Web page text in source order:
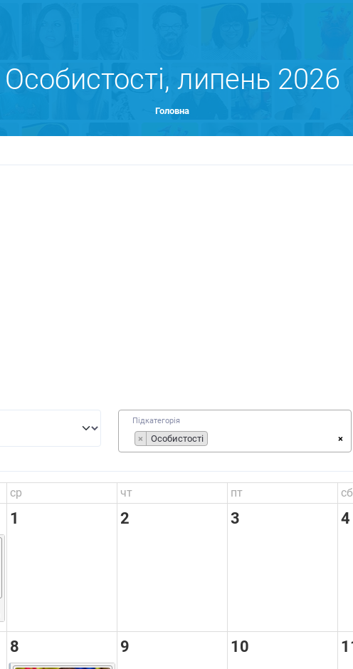
Особистості, липень 2026
Головна
Підкатегорія
×
× Особистості
ср чт пт сб
1 2 3 4
8 9 10